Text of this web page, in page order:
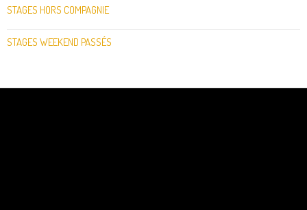
STAGES HORS COMPAGNIE
STAGES WEEKEND PASSÉS